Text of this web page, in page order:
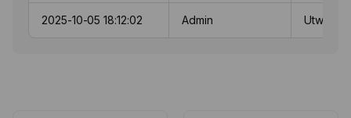
2025-10-05 18:12:02 Admin